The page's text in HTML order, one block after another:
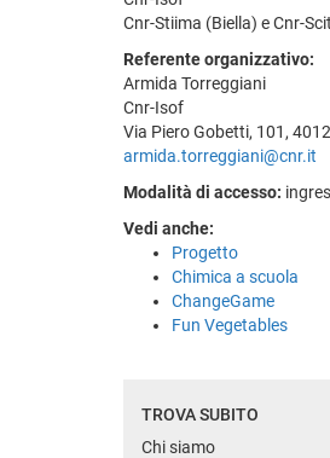
Cnr-Stiima (Biella) e Cnr-
Referente organizzativo:
Armida Torreggiani
Cnr-Isof
Via Piero Gobetti, 101,
armida.torreggiani@cnr.it
Modalità di accesso:
Vedi anche:
Progetto
Chimica a scuola
ChangeGame
Fun Vegetables
TROVA SUBITO
Chi siamo